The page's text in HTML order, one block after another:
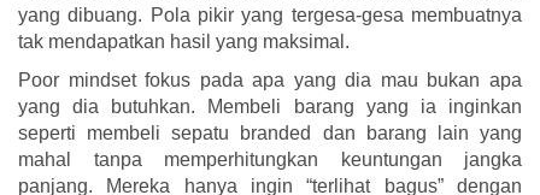
yang dibuang. Pola pikir yang tergesa-gesa membuatnya
tak mendapatkan hasil yang maksimal.
Poor mindset fokus pada apa yang dia mau bukan apa
yang dia butuhkan. Membeli barang yang ia inginkan
seperti membeli sepatu branded dan barang lain yang
mahal tanpa memperhitungkan keuntungan jangka
panjang. Mereka hanya ingin “terlihat bagus” dengan